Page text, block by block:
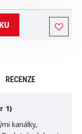
RECENZE
1)
kanálky,